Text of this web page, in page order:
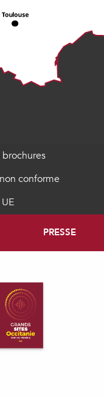
brochures
conforme
PRESSE